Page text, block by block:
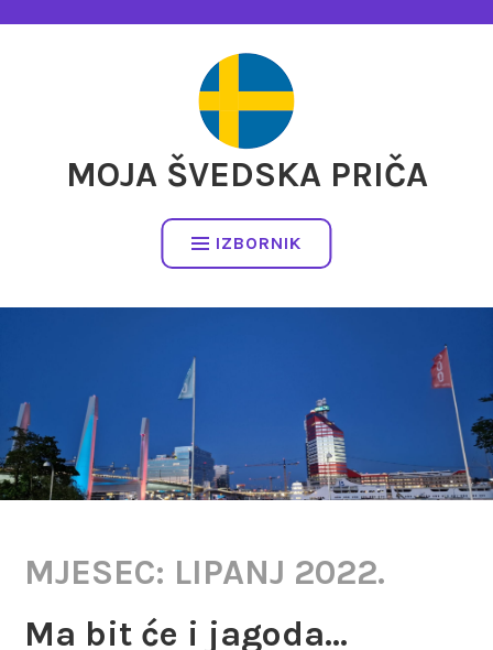
MOJA ŠVEDSKA PRIČA
IZBORNIK
MJESEC: LIPANJ 2022.
Ma bit će i jagoda…